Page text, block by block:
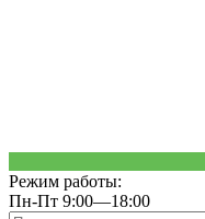
Режим работы:
Пн-Пт 9:00—18:00